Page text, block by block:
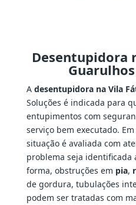
Desentupidora
A desentupidora na Vila
Soluções é indicada para
entupimentos com
serviço bem executado.
situação é avaliada com
problema seja identificada
forma, obstruções em pia,
de gordura, tubulações
podem ser tratadas com